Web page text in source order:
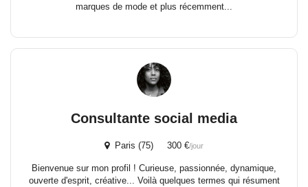
marques de mode et plus récemment...
Consultante social media
Paris (75) 300 €/jour
Bienvenue sur mon profil ! Curieuse, passionnée, dynamique,
ouverte d'esprit, créative... Voilà quelques termes qui résument